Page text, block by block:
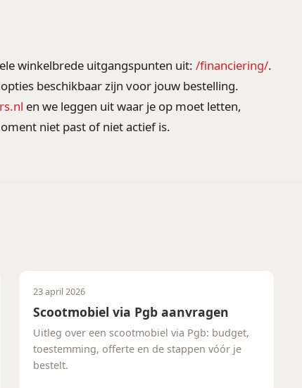
winkelbrede uitgangspunten uit: /financiering/.
beschikbaar zijn voor jouw bestelling.
en we leggen uit waar je op moet letten,
niet past of niet actief is.
23 april 2026
Scootmobiel via Pgb aanvragen
Uitleg over een scootmobiel via Pgb: budget,
toestemming, offerte en de stappen vóór je
bestelt.